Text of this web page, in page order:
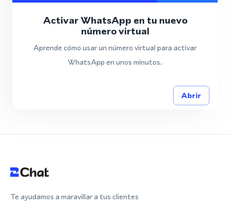
Activar WhatsApp en tu nuevo
número virtual
Aprende cómo usar un número virtual para activar
WhatsApp en unos minutos.
Abrir
Te ayudamos a maravillar a tus clientes